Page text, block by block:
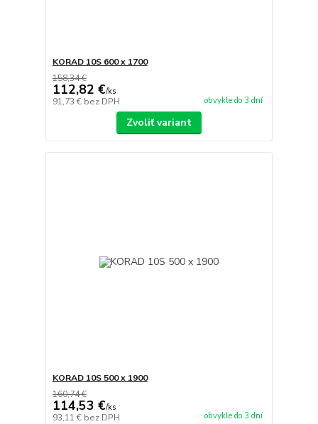
KORAD 10S 600 x 1700
158,34 €
112,82 €/ks
91,73 € bez DPH obvykle do 3 dní
Zvoliť variant
KORAD 10S 500 x 1900
160,74 €
114,53 €/ks
93,11 € bez DPH obvykle do 3 dní